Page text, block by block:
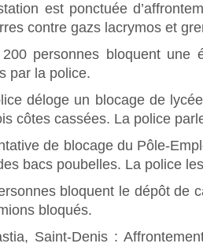
est ponc­tuée
contre gazs lacry­mos et
per­son­nes blo­quent une
par la police.
déloge un blo­cage de
côtes cas­sées. La police
de blo­cage du Pôle-
bacs pou­bel­les. La police
blo­quent le dépôt de
blo­qués.
Saint-Denis :